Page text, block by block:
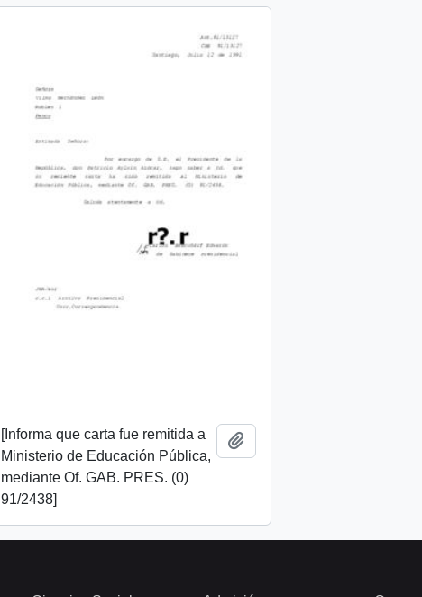
[Informa que carta fue remitida a
Ministerio de Educación Pública,
mediante Of. GAB. PRES. (0)
91/2438]